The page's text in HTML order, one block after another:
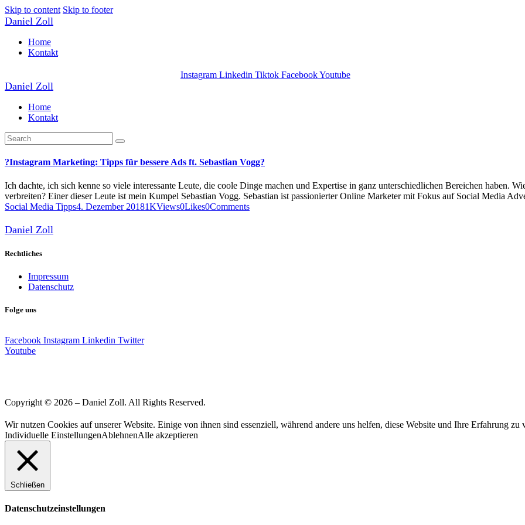
Skip to content Skip to footer
Daniel Zoll
Home
Kontakt
Instagram Linkedin Tiktok FacebookYoutube
Daniel Zoll
Home
Kontakt
?Instagram Marketing: Tipps für bessere Ads ft. Sebastian Vogg?
Ich dachte, ich sich kenne so viele interessante Leute, die coole Dinge machen und Expertise in ganz unterschiedlichen Bereichen haben.
verbreiten? Einer dieser Leute ist mein Kumpel Sebastian Vogg. Sebastian ist passionierter Online Marketer mit Fokus auf Social Media
Social Media Tipps4. Dezember 20181KViews0Likes0Comments
Daniel Zoll
Rechtliches
Impressum
Datenschutz
Folge uns
Facebook Instagram Linkedin Twitter
Youtube
Copyright © 2026 – Daniel Zoll. All Rights Reserved.
Wir nutzen Cookies auf unserer Website. Einige von ihnen sind essenziell, während andere uns helfen, diese Website und Ihre Erfahrung zu
Individuelle EinstellungenAblehnenAlle akzeptieren
Schließen
Datenschutzeinstellungen